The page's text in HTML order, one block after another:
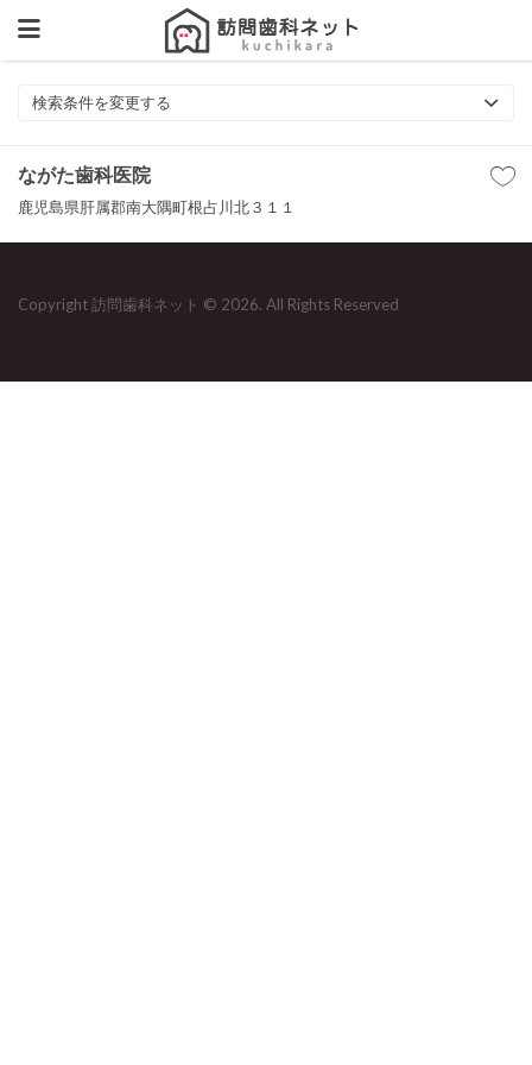
検索条件を変更する
ながた歯科医院
鹿児島県肝属郡南大隅町根占川北３１１
Copyright 訪問歯科ネット © 2026. All Rights Reserved